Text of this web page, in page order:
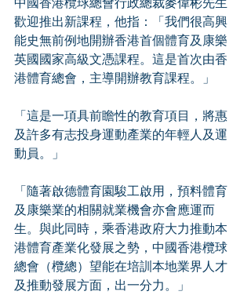
歡迎推出新課程，他指：「我們很高興
能史無前例地開辦香港首個體育及康樂
英國國家高級文憑課程。這是首次由香
港體育總會，主導開辦教育課程。」
「這是一項具前瞻性的教育項目，將惠
及許多有志投身運動產業的年輕人及運
動員。」
「隨著啟德體育園駿工啟用，預料體育
及康樂業的相關就業機會亦會應運而
生。與此同時，乘香港政府大力推動本
港體育產業化發展之勢，中國香港欖球
總會（欖總）望能在培訓本地業界人才
及推動發展方面，出一分力。」